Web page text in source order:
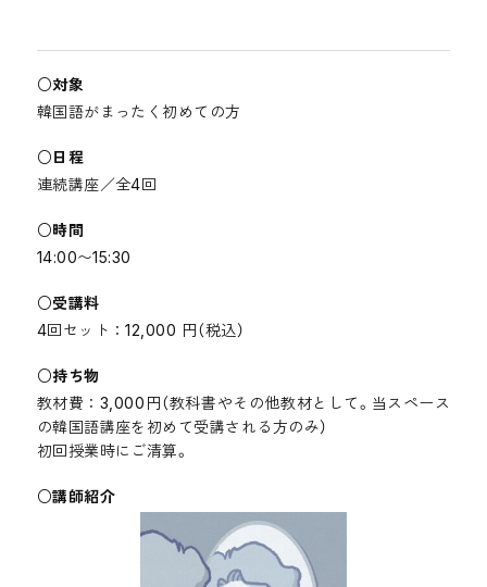
対象
韓国語がまったく初めての方
日程
連続講座／全4回
時間
14:00〜15:30
受講料
4回セット：12,000 円（税込）
持ち物
教材費：3,000円（教科書やその他教材として。当スペース
の韓国語講座を初めて受講される方のみ）
初回授業時にご清算。
講師紹介